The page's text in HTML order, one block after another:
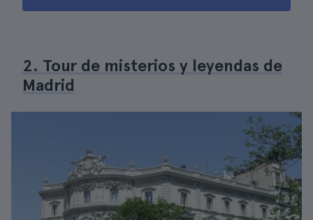
2. Tour de misterios y leyendas de
Madrid